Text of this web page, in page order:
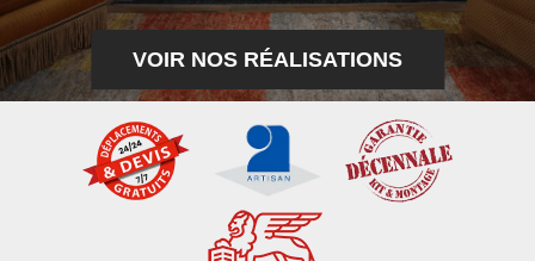
VOIR NOS RÉALISATIONS